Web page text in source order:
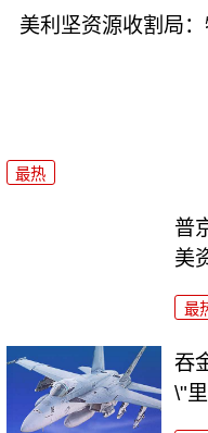
美利坚资源收割局
最热
普
美
最
吞
\"